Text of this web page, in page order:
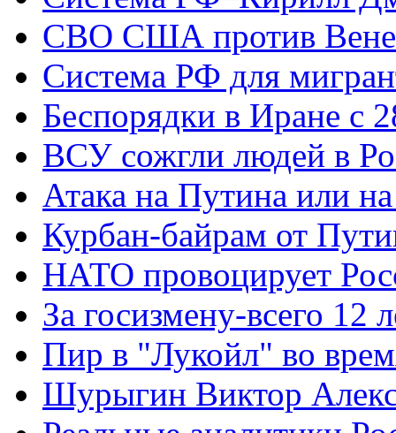
СВО США против
Система РФ для
Беспорядки в Иране с
ВСУ сожгли людей в
Атака на Путина или
Курбан-байрам от
НАТО провоцирует
За госизмену-всего 12
Пир в "Лукойл" во
Шурыгин Виктор